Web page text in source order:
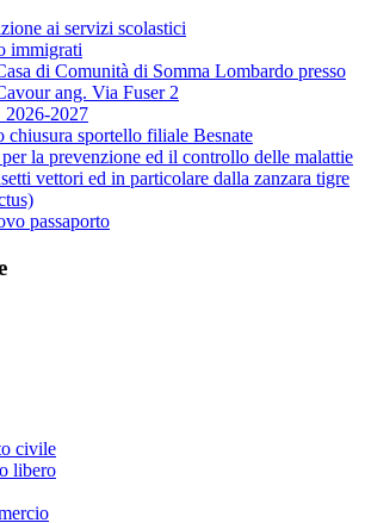
ai servizi scolastici
immigrati
di Comunità di Somma Lombardo presso
ang. Via Fuser 2
2026-2027
sportello filiale Besnate
la prevenzione ed il controllo delle malattie
vettori ed in particolare dalla zanzara tigre
passaporto
civile
libero